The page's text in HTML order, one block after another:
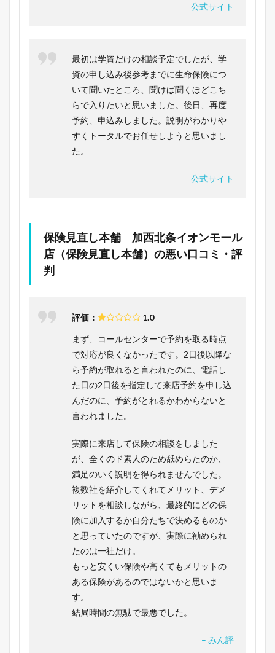
– 公式サイト
最初は学資だけの相談予定でしたが、学
資の申し込み後参考までに生命保険につ
いて聞いたところ、聞けば聞くほどこち
らで入りたいと思いました。後日、再度
予約、申込みしました。説明がわかりや
すくトータルでお任せしようと思いまし
た。
– 公式サイト
保険見直し本舗 加西北条イオンモール
店（保険見直し本舗）の悪い口コミ・評
判
評価： 1.0
まず、コールセンターで予約を取る時点
で対応が良くなかったです。2日後以降な
ら予約が取れると言われたのに、電話し
た日の2日後を指定して来店予約を申し込
んだのに、予約がとれるかわからないと
言われました。
実際に来店して保険の相談をしました
が、全くのド素人のため舐めらたのか、
満足のいく説明を得られませんでした。
複数社を紹介してくれてメリット、デメ
リットを相談しながら、最終的にどの保
険に加入するか自分たちで決めるものか
と思っていたのですが、実際に勧められ
たのは一社だけ。
もっと安くい保険や高くてもメリットの
ある保険があるのではないかと思いま
す。
結局時間の無駄で最悪でした。
– みん評